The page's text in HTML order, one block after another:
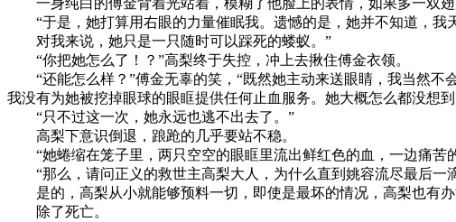
一身纯白的傅金背着光站着，模糊了他脸上的表情，如果多一双翅
“于是，她打算用右眼的力量催眠我。遗憾的是，她并不知道，我
对我来说，她只是一只随时可以踩死的蝼蚁。”
“你把她怎么了！？”高梨终于失控，冲上去揪住傅金衣领。
“还能怎么样？”傅金无辜的笑，“既然她主动来送眼睛，我当然不
我没有为她被挖掉眼球的眼眶提供任何止血服务。她大概怎么都没想
“只不过这一次，她永远也逃不出去了。”
高梨下意识倒退，踉跄的几乎要站不稳。
“她蜷缩在笼子里，两只空空的眼眶里流出鲜红色的血，一边痛苦
“那么，请问正义的救世主高梨大人，为什么直到姚容流尽最后一
是的，高梨从小就能够预料一切，即使是最坏的情况，高梨也有办
除了死亡。